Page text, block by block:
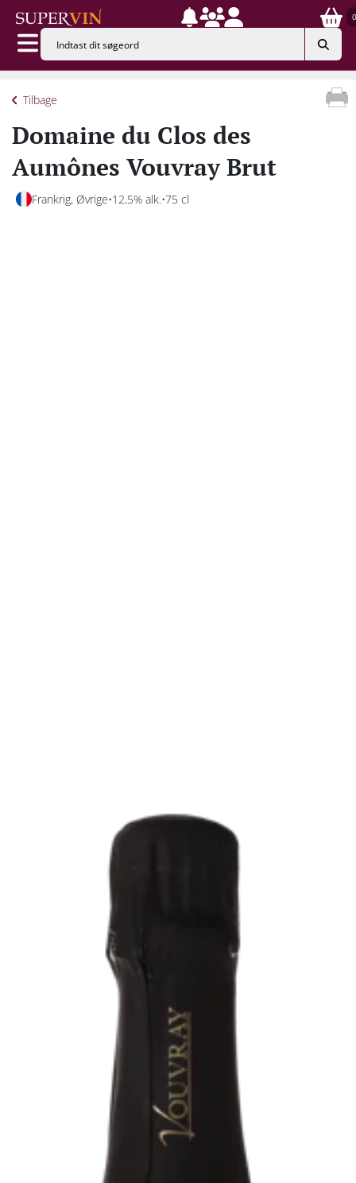
0
Tilbage
Domaine du Clos des
Aumônes Vouvray Brut
Frankrig, Øvrige 12,5% alk. 75 cl